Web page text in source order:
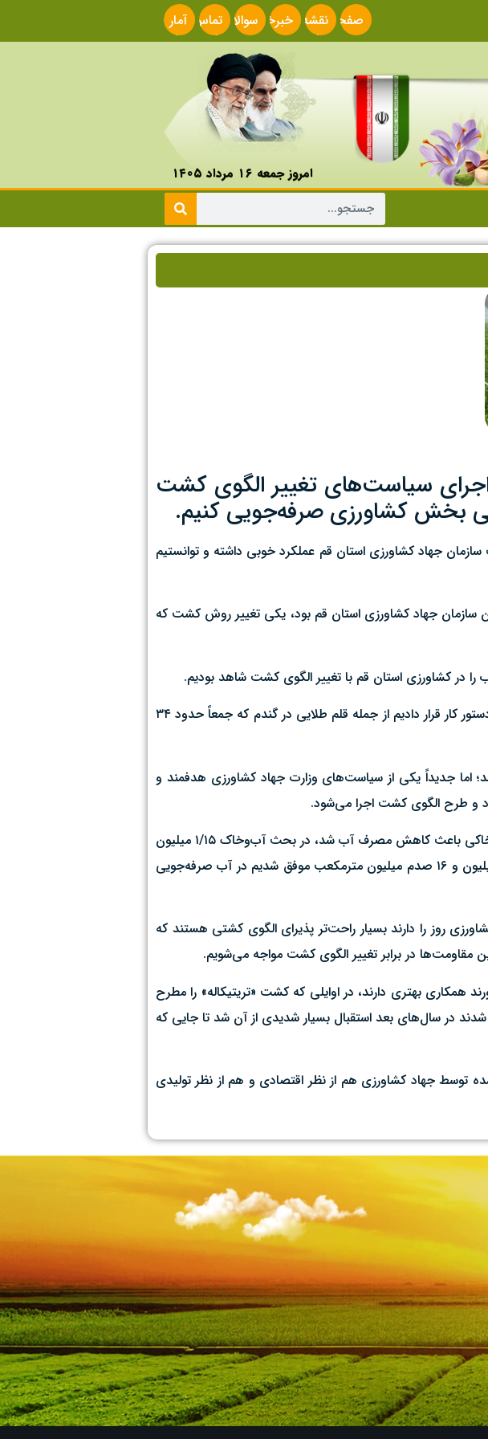
صفحه
اصلی
نقشه
سایت
خبرخوانسوالات
متداول
تماس
با ما
آمار
سایت
امروز جمعه ۱۶ مرداد ۱۴۰۵
سیاست‌های تغییر الگوی کشت
جهاد کشاورزی استان قم عملکرد خوبی داشته و توانستیم
سازمان جهاد کشاورزی استان قم بود، یکی تغییر روش کشت که
علی‌پور خاطرنشان کرد: کشت دانه‌های «تریتیکاله»، «گلرنگ» و «کاملینا» و همچنین ارقام جدیدی در غلات را در دستور کار قرار دادیم از جمله قلم طلایی در گندم که جمعاً حدود ۳۴
جدیداً یکی از سیاست‌های وزارت جهاد کشاورزی هدفمند و
و طرح الگوی کشت اجرا می‌شود.
وی اضافه کرد: لوله‌گذاری ۱۶ درصدی، آبیاری نوین ۳۴ درصدی، در تسطیح اراضی ۳۰ درصدی در عملیات آبی و خاکی باعث کاهش مصرف آب شد، در بحث آب‌وخاک ۱/۱۵ میلیون
مترمکعب و در تغییر الگوی کشت گیاهان جدید ۳ میلیون مترمکعب در مصرف آب صرفه‌جویی شد و جمعاً ۴ میلیون و ۱۶ صدم میلیون مترمکعب موفق شدیم در آب صرفه‌جویی
روز را دارند بسیار راحت‌تر پذیرای الگوی کشتی هستند که
مقاومت‌ها در برابر تغییر الگوی کشت مواجه می‌شویم.
بهتری دارند، در اوایلی که کشت «تریتیکاله» را مطرح
در سال‌های بعد استقبال بسیار شدیدی از آن شد تا جایی که
توسط جهاد کشاورزی هم از نظر اقتصادی و هم از نظر تولیدی